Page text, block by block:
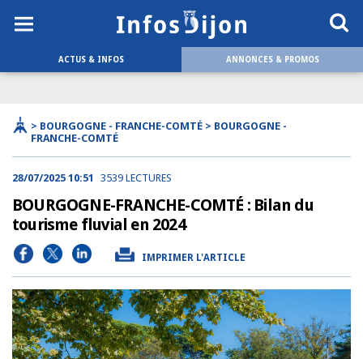
ACTUS & INFOS ANNONCES & PROMOS
> BOURGOGNE - FRANCHE-COMTÉ > BOURGOGNE -
FRANCHE-COMTÉ
28/07/2025 10:51 3539 LECTURES
BOURGOGNE-FRANCHE-COMTÉ : Bilan du
tourisme fluvial en 2024
IMPRIMER L'ARTICLE